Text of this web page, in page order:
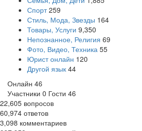
Спорт 259
Стиль, Мода, Звезды 164
Товары, Услуги 9,350
Непознанное, Религия 69
Фото, Видео, Техника 55
Юрист онлайн 120
Другой язык 44
Онлайн 46
Участники 0 Гости 46
22,605 вопросов
60,974 ответов
3,098 комментариев